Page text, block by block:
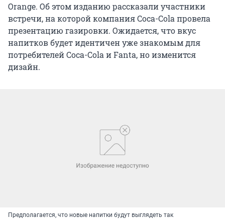
Orange. Об этом изданию рассказали участники
встречи, на которой компания Coca-Cola провела
презентацию газировки. Ожидается, что вкус
напитков будет идентичен уже знакомым для
потребителей Coca-Cola и Fanta, но изменится
дизайн.
Предполагается, что новые напитки будут выглядеть так